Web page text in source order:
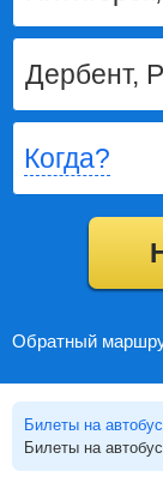
Когда?
Обратный
Билеты на автобус
Билеты на